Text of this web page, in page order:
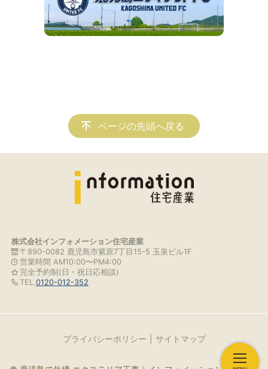
ページの先頭へ戻る
株式会社インフォメーション住宅産業
〒890-0082 鹿児島市紫原7丁目15-5 玉泉ビル1F
営業時間 AM10:00〜PM4:00
完全予約制(日・祝日応相談)
TEL.0120-012-352
プライバシーポリシー サイトマップ